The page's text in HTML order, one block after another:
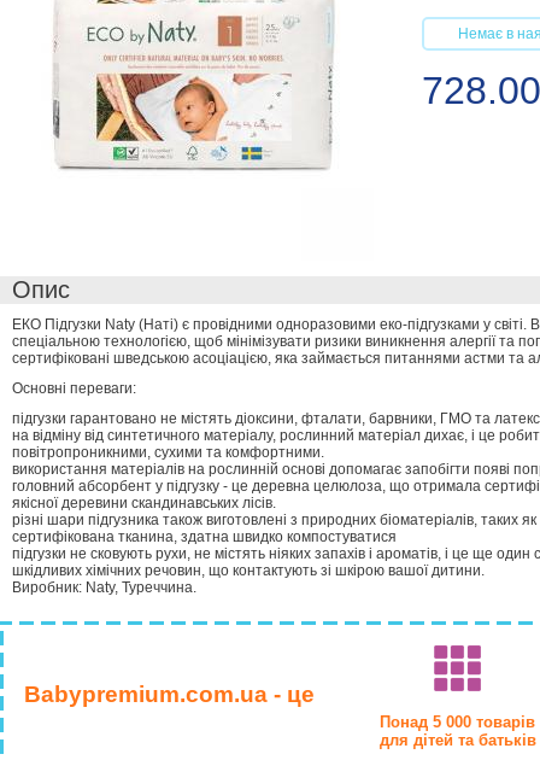
Немає в
Опис
ЕКО Підгузки Naty (Наті) є провідними одноразовими еко-підгузками у світі.
спеціальною технологією, щоб мінімізувати ризики виникнення алергії та
сертифіковані шведською асоціацією, яка займається питаннями астми та
Основні переваги:
підгузки гарантовано не містять діоксини, фталати, барвники, ГМО та
на відміну від синтетичного матеріалу, рослинний матеріал дихає, і це
повітропроникними, сухими та комфортними.
використання матеріалів на рослинній основі допомагає запобігти появі
головний абсорбент у підгузку - це деревна целюлоза, що отримала
якісної деревини скандинавських лісів.
різні шари підгузника також виготовлені з природних біоматеріалів, таких
сертифікована тканина, здатна швидко компостуватися
підгузки не сковують рухи, не містять ніяких запахів і ароматів, і це ще один
шкідливих хімічних речовин, що контактують зі шкірою вашої дитини.
Виробник: Naty, Туреччина.
Babypremium.com.ua - це
Понад 5 000 товарів
для дітей та батьків